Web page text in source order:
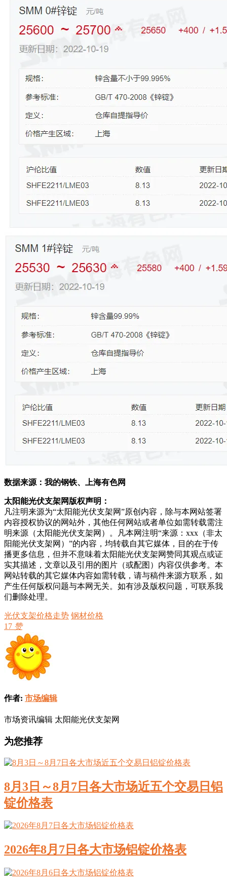
数据来源：我的钢铁、上海有色网
太阳能光伏支架网版权声明：
凡注明来源为“太阳能光伏支架网”原创内容，除与本网站签署
内容授权协议的网站外，其他任何网站或者单位如需转载需注
明来源（太阳能光伏支架网）。凡本网注明“来源：xxx（非太
阳能光伏支架网）”的内容，均转载自其它媒体，目的在于传
播更多信息，但并不意味着太阳能光伏支架网赞同其观点或证
实其描述，文章以及引用的图片（或配图）内容仅供参考。本
网站转载的其它媒体内容如需转载，请与稿件来源方联系，如
产生任何版权问题与本网无关。如有涉及版权问题，可联系我
们删除处理。
光伏支架价格走势 钢材价格
17 赞
作者: 市场编辑
市场资讯编辑 太阳能光伏支架网
为您推荐
8月3日～8月7日各大市场近五个交易日铝
锭价格表
2026年8月7日各大市场铝锭价格表